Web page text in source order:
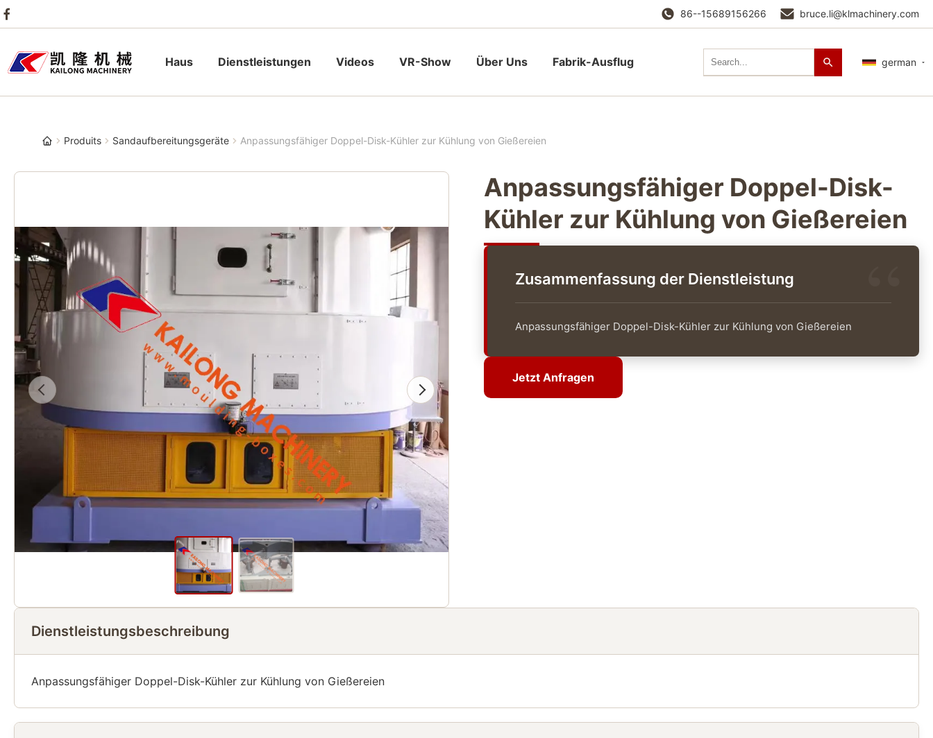
86--15689156266 bruce.li@klmachinery.com
Haus Dienstleistungen Videos VR-Show Über Uns Fabrik-Ausflug german
Produits Sandaufbereitungsgeräte Anpassungsfähiger Doppel-Disk-Kühler zur Kühlung von Gießereien
Anpassungsfähiger Doppel-Disk-
Kühler zur Kühlung von Gießereien
Zusammenfassung der Dienstleistung
Anpassungsfähiger Doppel-Disk-Kühler zur Kühlung von Gießereien
Jetzt Anfragen
Jetzt Anfragen
Dienstleistungsbeschreibung
Anpassungsfähiger Doppel-Disk-Kühler zur Kühlung von Gießereien